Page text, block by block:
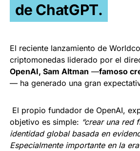
de ChatGPT.
El reciente lanzamiento de
criptomonedas liderado por el
OpenAI, Sam Altman —famoso
— ha generado una gran
El propio fundador de OpenAI,
objetivo es simple: “crear una red
identidad global basada en
Especialmente importante en la